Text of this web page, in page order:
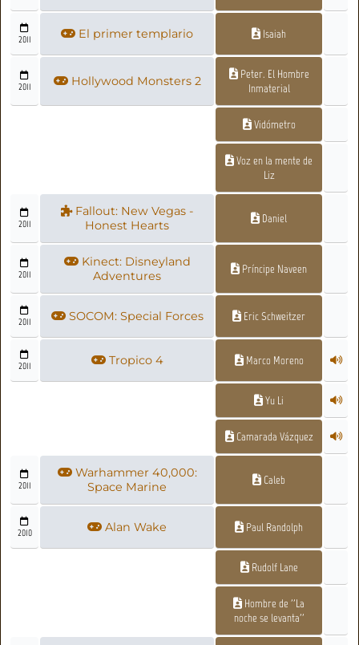
2011 El primer templario Isaiah
2011 Hollywood Monsters 2
Peter. El Hombre
Inmaterial
Vidómetro
Voz en la mente de
Liz
2011
Fallout: New Vegas -
Honest Hearts
Daniel
2011
Kinect: Disneyland
Adventures
Príncipe Naveen
2011 SOCOM: Special Forces Eric Schweitzer
2011 Tropico 4 Marco Moreno
Yu Li
Camarada Vázquez
2011
Warhammer 40,000:
Space Marine
Caleb
2010 Alan Wake Paul Randolph
Rudolf Lane
Hombre de ''La
noche se levanta''